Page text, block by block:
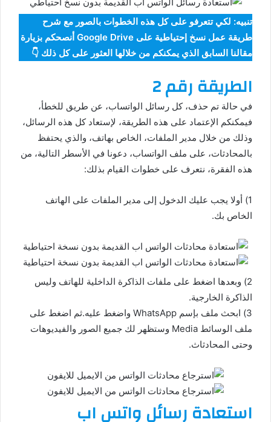
تنبيه: لكي تتعرفو على كل هذه الخطوات بالصور مع شرح
طريقة عمل نسخ إحتياطية على Google Drive أنصحكم بزيارة
مقالنا السابق الذي يمكنكم من خلالها العثور على كل ذلك 👇
الطريقة رقم 2
في حالة تم حذف، كل رسائل الواتساب، عن طريق للخطأ،
فيمكنكم الإعتماد على هذه الطريقة، لإستعاد كل هذه الرسائل،
وذلك من خلال مدير الملفات، الخاص بهاتف، والذي يحتفظ
بالمحادثات، على ملف الواتساب، دعونا في الأسطر التالية، من
هذه الفقرة، نتعرف على خطوات القيام بذلك:
1) أولا يجب عليك الدخول إلى مدير الملفات على الهاتف
الخاص بك.
2) وبعدها اضغط على ملفات الذاكرة الداخلية للهاتف وليس
الذاكرة الخارجية.
3) ابحث ملف بإسم WhatsApp واضغط عليه.ثم اضغط على
ملف الوسائط Media وستظهر لك جميع الصور والفيديوهات
وحتى المحادثاث.
استعادة رسائل واتس اب